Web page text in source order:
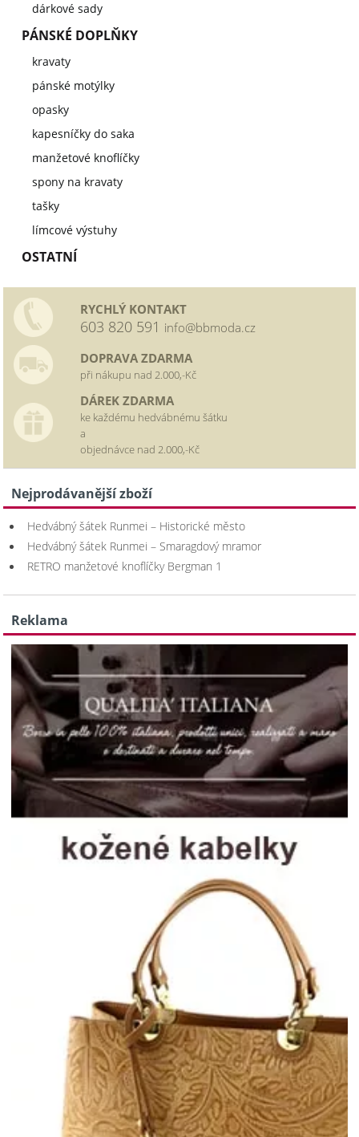
dárkové sady
PÁNSKÉ DOPLŇKY
kravaty
pánské motýlky
opasky
kapesníčky do saka
manžetové knoflíčky
spony na kravaty
tašky
límcové výstuhy
OSTATNÍ
RYCHLÝ KONTAKT
603 820 591 info@bbmoda.cz
DOPRAVA ZDARMA
při nákupu nad 2.000,-Kč
DÁREK ZDARMA
ke každému hedvábnému šátku
a
objednávce nad 2.000,-Kč
Nejprodávanější zboží
Hedvábný šátek Runmei – Historické město
Hedvábný šátek Runmei – Smaragdový mramor
RETRO manžetové knoflíčky Bergman 1
Reklama